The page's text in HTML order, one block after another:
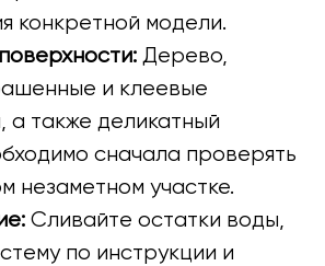
конкретной модели.
Дерево,
и клеевые
а также деликатный
сначала проверять
незаметном участке.
Сливайте остатки воды,
по инструкции и